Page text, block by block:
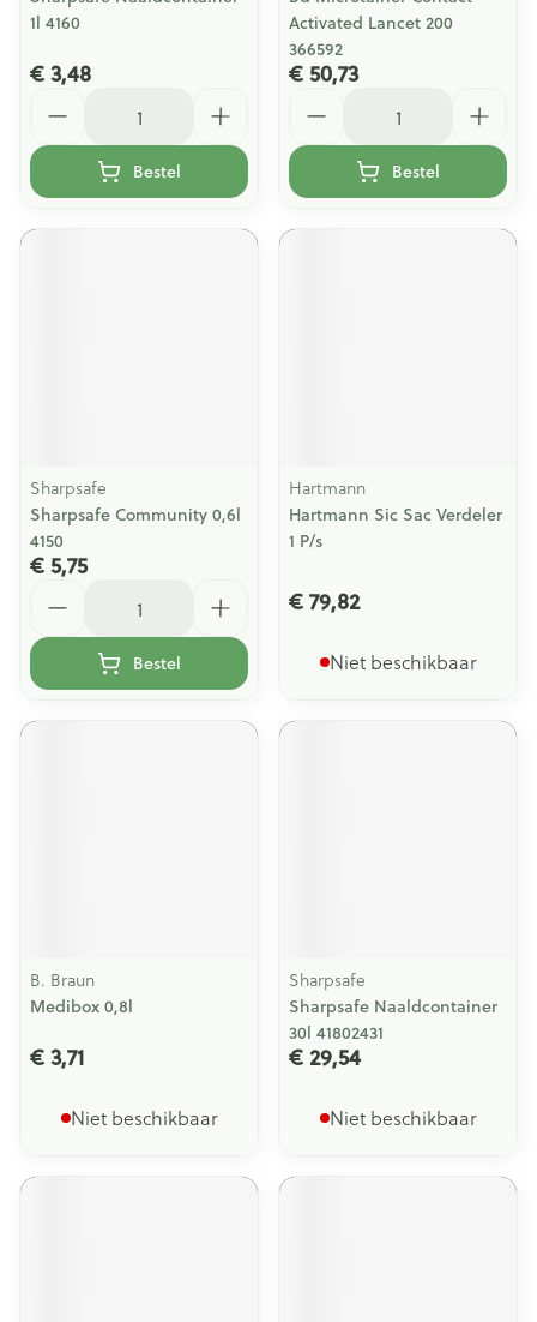
1l 4160
€ 3,48
Bestel
Activated Lancet 200
366592
€ 50,73
Bestel
Sharpsafe
Sharpsafe Community 0,6l
4150
€ 5,75
Bestel
Hartmann
Hartmann Sic Sac Verdeler
1 P/s
€ 79,82
Niet beschikbaar
B. Braun
Medibox 0,8l
€ 3,71
Niet beschikbaar
Sharpsafe
Sharpsafe Naaldcontainer
30l 41802431
€ 29,54
Niet beschikbaar